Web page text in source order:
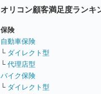
オリコン顧客満足度ランキ
保険
自動車保険
└ ダイレクト型
└ 代理店型
バイク保険
└ ダイレクト型